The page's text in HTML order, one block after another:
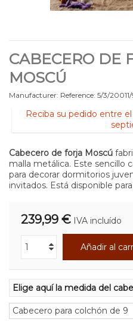
CABECERO DE
MOSCÚ
Manufacturer: Reference: 5/3/
Reciba su pedido entre
Cabecero de forja Moscú
malla metálica. Este sencillo
para decorar dormitorios
invitados. Está disponible
239,99 € IVA incluído
Añadir al
Elige aquí la medida del